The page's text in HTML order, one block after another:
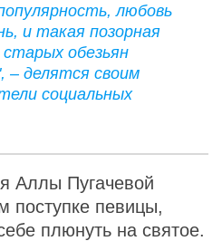
любовь
и такая позорная
обезьян
– делятся своим
социальных
Аллы Пугачевой
поступке певицы,
плюнуть на святое.